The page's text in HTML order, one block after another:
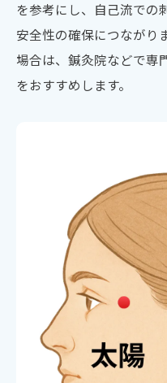
意点
頭部鍼灸の禁
する
頭部ケアで鍼
知識
頭痛や目の疲れ対
鍼灸とツボ押
イント
目の疲れや肩
択法
頭痛再発予防
を参考にし、自己流での
安全性の確保につながり
場合は、鍼灸院などで専
をおすすめします。